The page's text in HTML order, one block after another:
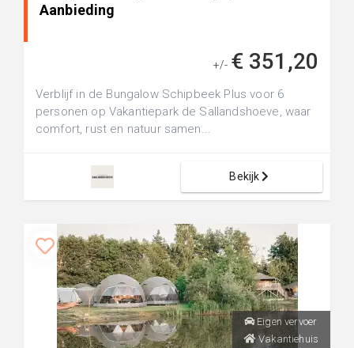
Aanbieding
+/- € 351,20
Verblijf in de Bungalow Schipbeek Plus voor 6
personen op Vakantiepark de Sallandshoeve, waar
comfort, rust en natuur samen...
Bekijk
Eigen vervoer
Vakantiehuis